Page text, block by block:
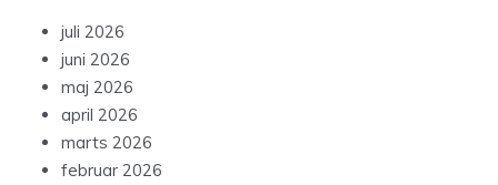
juli 2026
juni 2026
maj 2026
april 2026
marts 2026
februar 2026